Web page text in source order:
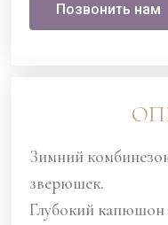
Позвонить нам
Зимний
зверюшек.
Глубокий